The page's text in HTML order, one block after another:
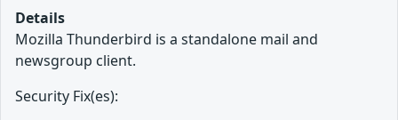
Details
Mozilla Thunderbird is a standalone mail and
newsgroup client.
Security Fix(es):